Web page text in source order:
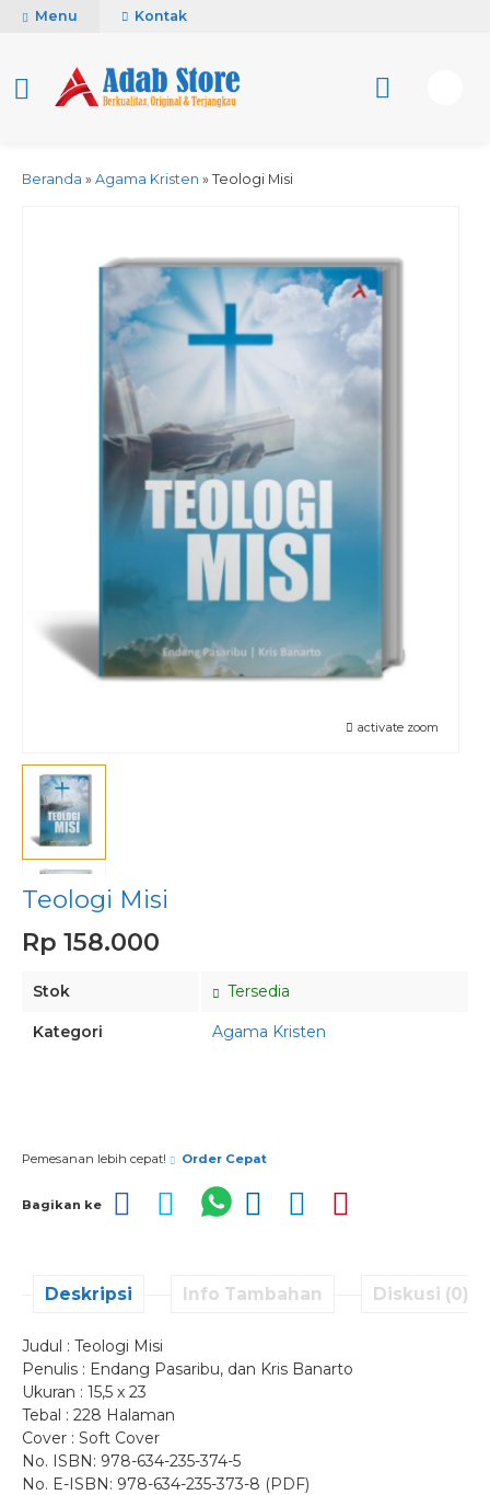
Menu Kontak
Beranda » Agama Kristen » Teologi Misi
activate zoom
Teologi Misi
Rp 158.000
Stok Tersedia
Kategori Agama Kristen
Pemesanan lebih cepat! Order Cepat
Bagikan ke
Deskripsi Info Tambahan Diskusi (0)
Judul : Teologi Misi
Penulis : Endang Pasaribu, dan Kris Banarto
Ukuran : 15,5 x 23
Tebal : 228 Halaman
Cover : Soft Cover
No. ISBN: 978-634-235-374-5
No. E-ISBN: 978-634-235-373-8 (PDF)